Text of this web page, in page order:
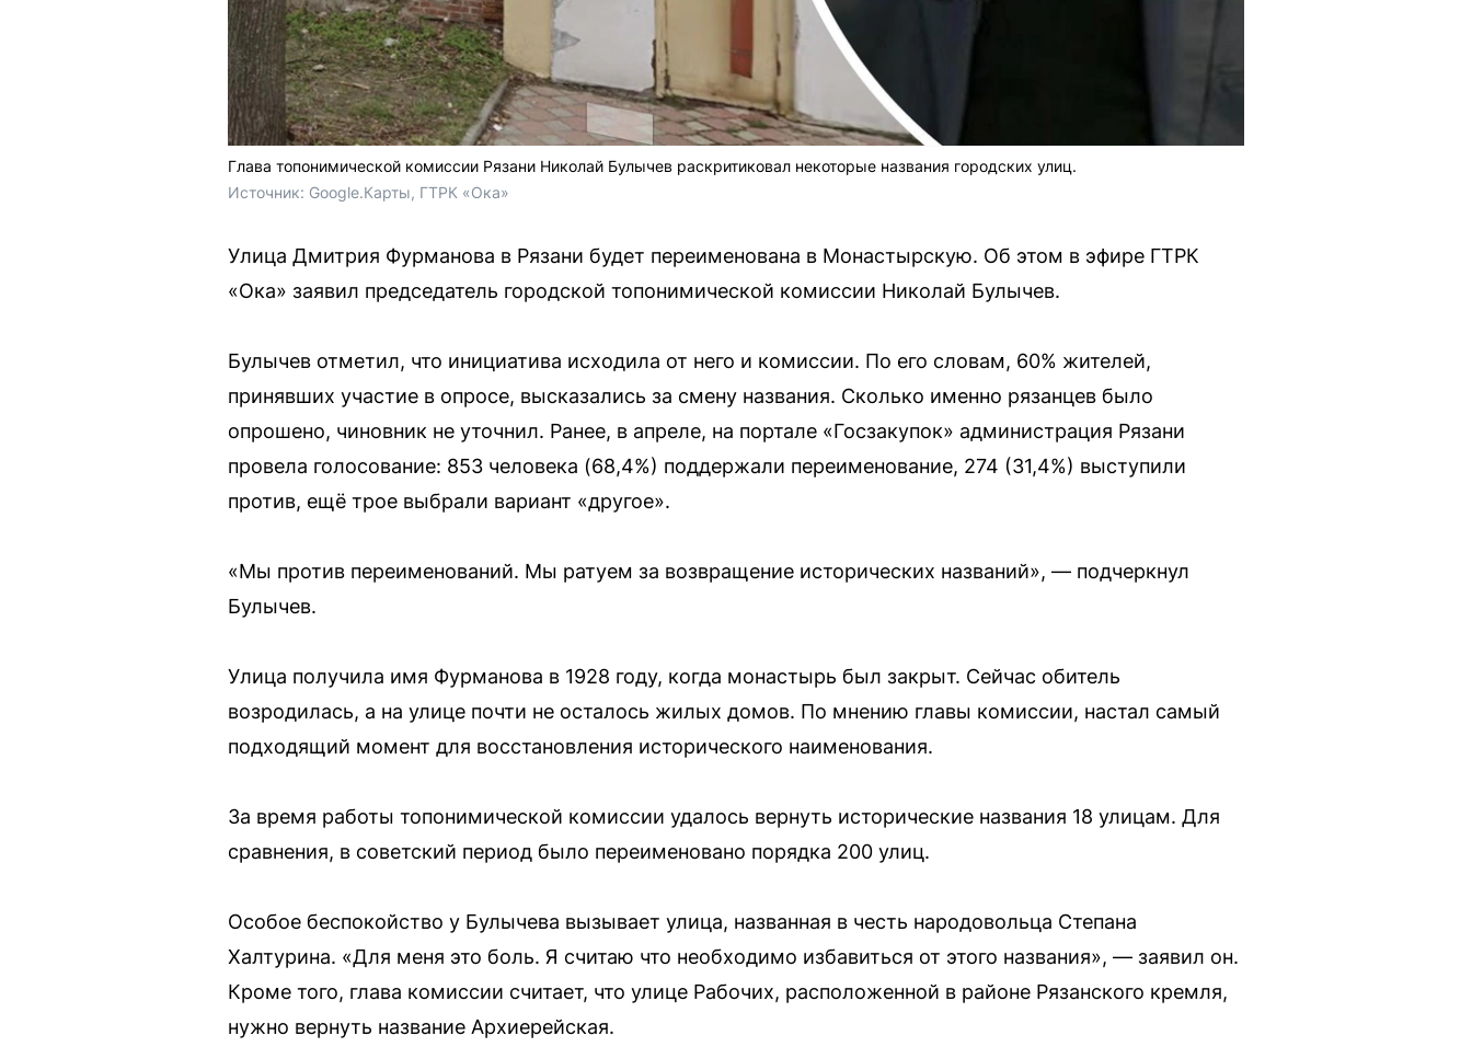
Глава топонимической комиссии Рязани Николай Булычев раскритиковал некоторые названия городских улиц.
Источник: Google.Карты, ГТРК «Ока»
Улица Дмитрия Фурманова в Рязани будет переименована в Монастырскую. Об этом в эфире ГТРК
«Ока» заявил председатель городской топонимической комиссии Николай Булычев.
Булычев отметил, что инициатива исходила от него и комиссии. По его словам, 60% жителей,
принявших участие в опросе, высказались за смену названия. Сколько именно рязанцев было
опрошено, чиновник не уточнил. Ранее, в апреле, на портале «Госзакупок» администрация Рязани
провела голосование: 853 человека (68,4%) поддержали переименование, 274 (31,4%) выступили
против, ещё трое выбрали вариант «другое».
«Мы против переименований. Мы ратуем за возвращение исторических названий», — подчеркнул
Булычев.
Улица получила имя Фурманова в 1928 году, когда монастырь был закрыт. Сейчас обитель
возродилась, а на улице почти не осталось жилых домов. По мнению главы комиссии, настал самый
подходящий момент для восстановления исторического наименования.
За время работы топонимической комиссии удалось вернуть исторические названия 18 улицам. Для
сравнения, в советский период было переименовано порядка 200 улиц.
Особое беспокойство у Булычева вызывает улица, названная в честь народовольца Степана
Халтурина. «Для меня это боль. Я считаю что необходимо избавиться от этого названия», — заявил он.
Кроме того, глава комиссии считает, что улице Рабочих, расположенной в районе Рязанского кремля,
нужно вернуть название Архиерейская.